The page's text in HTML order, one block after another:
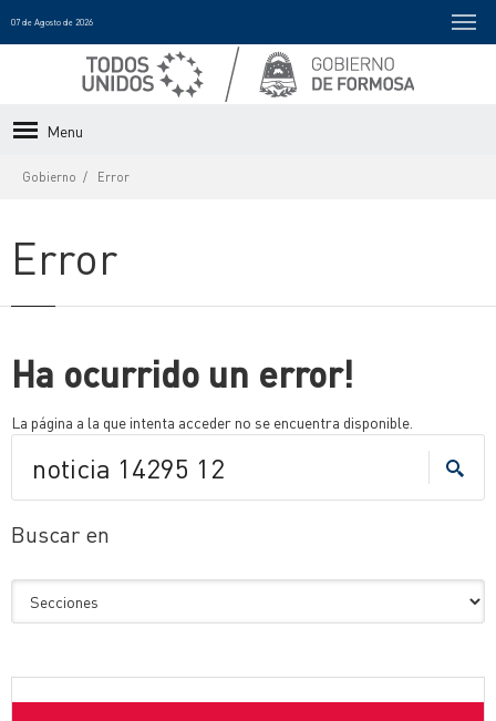
07 de Agosto de 2026
Menu
Gobierno Error
Error
Ha ocurrido un error!
La página a la que intenta acceder no se encuentra disponible.
Buscar en